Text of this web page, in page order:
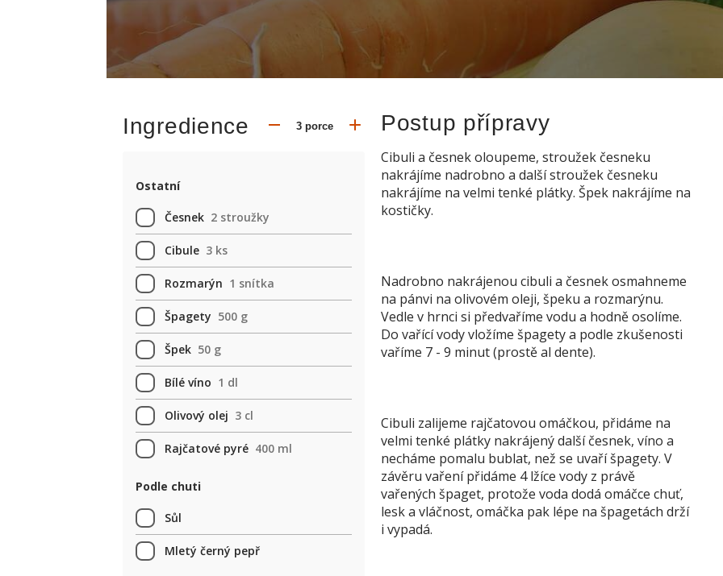
Ingredience
Ostatní
Česnek 2 stroužky
Cibule 3 ks
Rozmarýn 1 snítka
Špagety 500 g
Špek 50 g
Bílé víno 1 dl
Olivový olej 3 cl
Rajčatové pyré 400 ml
Podle chuti
Sůl
Mletý černý pepř
Postup přípravy
Cibuli a česnek oloupeme, stroužek česneku
nakrájíme nadrobno a další stroužek česneku
nakrájíme na velmi tenké plátky. Špek nakrájíme na
kostičky.
Nadrobno nakrájenou cibuli a česnek osmahneme
na pánvi na olivovém oleji, špeku a rozmarýnu.
Vedle v hrnci si předvaříme vodu a hodně osolíme.
Do vařící vody vložíme špagety a podle zkušenosti
vaříme 7 - 9 minut (prostě al dente).
Cibuli zalijeme rajčatovou omáčkou, přidáme na
velmi tenké plátky nakrájený další česnek, víno a
necháme pomalu bublat, než se uvaří špagety. V
závěru vaření přidáme 4 lžíce vody z právě
vařených špaget, protože voda dodá omáčce chuť,
lesk a vláčnost, omáčka pak lépe na špagetách drží
i vypadá.